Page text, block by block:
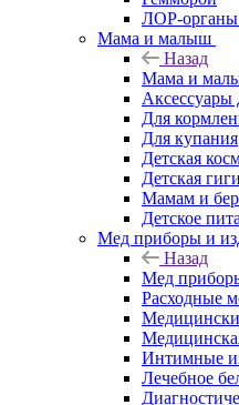
ЛОР-
Мама и малыш
Назад
Мама и
Аксессуары
Для
Для купания
Детская
Детская
Мамам и
Детское
Мед приборы и
Назад
Мед
Расходные
Интимные
Лечебное